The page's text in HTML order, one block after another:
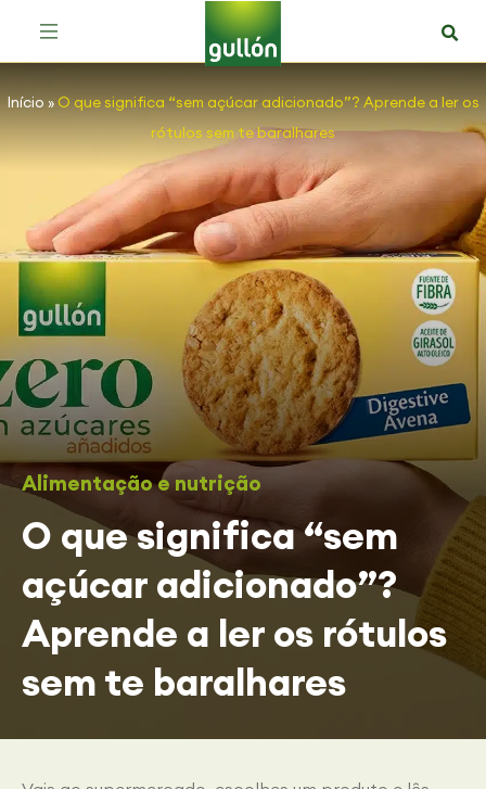
Início »O que significa “sem açúcar adicionado”? Aprende a ler os
rótulos sem te baralhares
Alimentação e nutrição
O que significa “sem
açúcar adicionado”?
Aprende a ler os rótulos
sem te baralhares